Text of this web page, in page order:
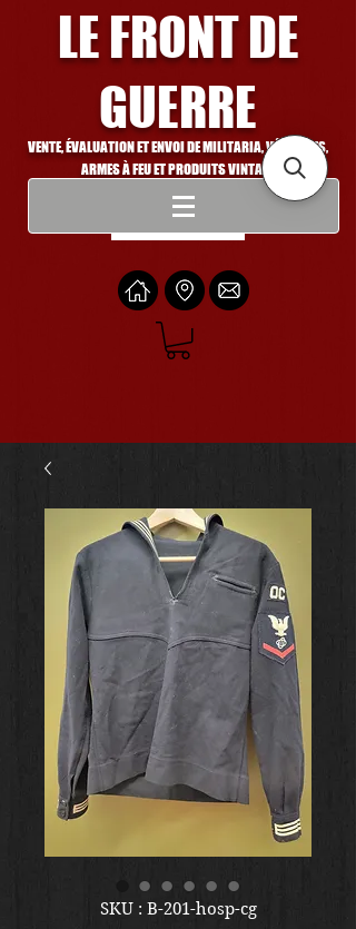
LE FRONT DE
GUERRE
VENTE, ÉVALUATION ET ENVOI DE MILITARIA, VÉHICULES,
ARMES À FEU ET PRODUITS VINTAGE
Se connecter
SKU : B-201-hosp-cg